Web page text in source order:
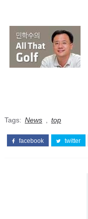
Tags: News top
facebook twitter